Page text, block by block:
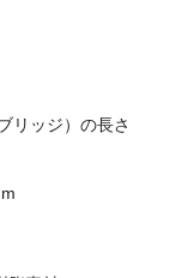
リッジ）の長さ